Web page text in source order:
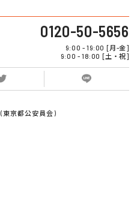
0120-50-5656
9:00 - 19:00 [月-金]
9:00 - 18:00 [土・祝]
京都公安員会)